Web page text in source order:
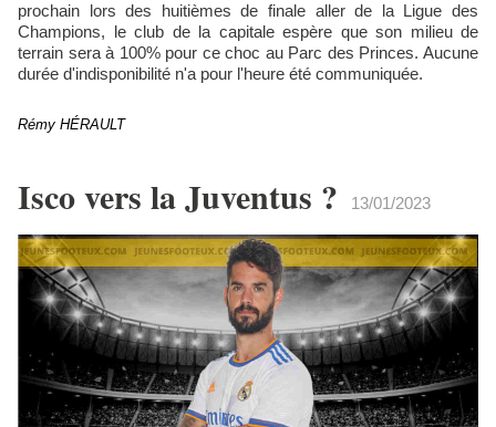
prochain lors des huitièmes de finale aller de la Ligue des
Champions, le club de la capitale espère que son milieu de
terrain sera à 100% pour ce choc au Parc des Princes. Aucune
durée d'indisponibilité n'a pour l'heure été communiquée.
Rémy HÉRAULT
Isco vers la Juventus ? 13/01/2023